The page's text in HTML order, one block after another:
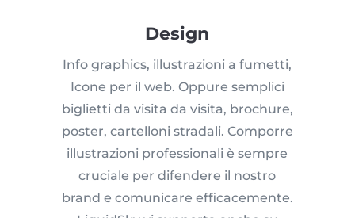
Design
Info graphics, illustrazioni a fumetti,
Icone per il web. Oppure semplici
biglietti da visita da visita, brochure,
poster, cartelloni stradali. Comporre
illustrazioni professionali è sempre
cruciale per difendere il nostro
brand e comunicare efficacemente.